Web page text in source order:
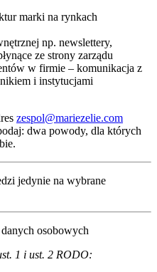
marki na rynkach
np. newslettery,
ze strony zarządu
w firmie – komunikacja z
i instytucjami
zespol@mariezelie.com
dwa powody, dla których
jedynie na wybrane
osobowych
1 i ust. 2 RODO: